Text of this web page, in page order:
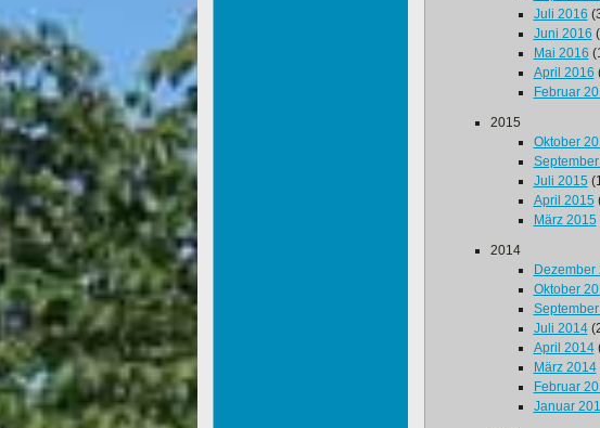
Juli 2016
Juni 2016
Mai 2016
April 2016
Februar
2015
Oktober
Juli 2015
April 2015
März 2015
2014
Dezember
Oktober
Juli 2014
April 2014
März 2014
Februar
Januar